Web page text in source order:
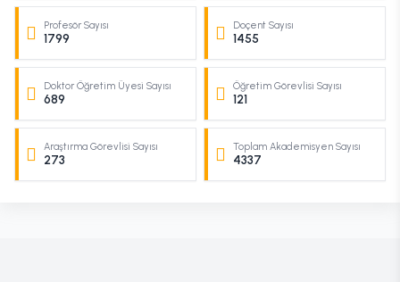
Profesör Sayısı
1799
Doçent Sayısı
1455
Doktor Öğretim Üyesi Sayısı
689
Öğretim Görevlisi Sayısı
121
Araştırma Görevlisi Sayısı
273
Toplam Akademisyen Sayısı
4337